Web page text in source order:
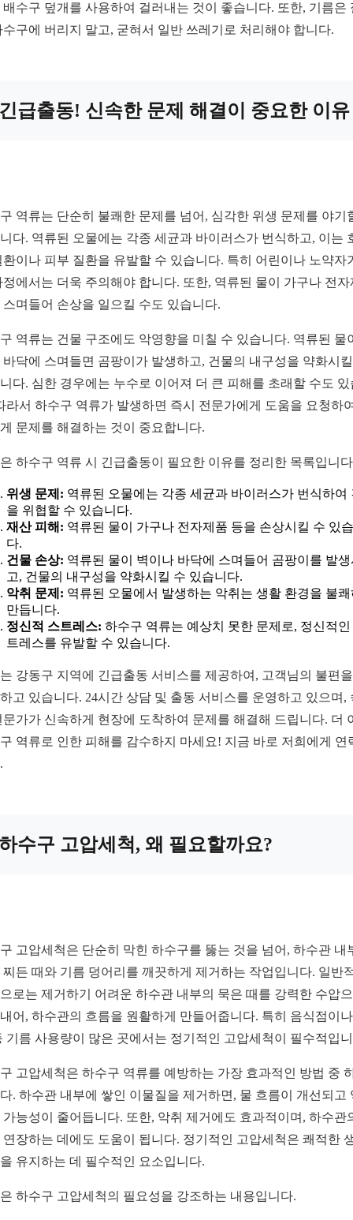
배수구 덮개를 사용하여 걸러내는 것이 좋습니다. 또한, 기름은
수구에 버리지 말고, 굳혀서 일반 쓰레기로 처리해야 합니다.
급출동! 신속한 문제 해결이 중요한 이유
역류는 단순히 불쾌한 문제를 넘어, 심각한 위생 문제를 야기
다. 역류된 오물에는 각종 세균과 바이러스가 번식하고, 이는
환이나 피부 질환을 유발할 수 있습니다. 특히 어린이나 노약자
정에서는 더욱 주의해야 합니다. 또한, 역류된 물이 가구나 전자
스며들어 손상을 일으킬 수도 있습니다.
역류는 건물 구조에도 악영향을 미칠 수 있습니다. 역류된 물
바닥에 스며들면 곰팡이가 발생하고, 건물의 내구성을 약화시
다. 심한 경우에는 누수로 이어져 더 큰 피해를 초래할 수도 있
라서 하수구 역류가 발생하면 즉시 전문가에게 도움을 요청하
문제를 해결하는 것이 중요합니다.
하수구 역류 시 긴급출동이 필요한 이유를 정리한 목록입니
위생 문제: 역류된 오물에는 각종 세균과 바이러스가 번식하여
을 위협할 수 있습니다.
재산 피해: 역류된 물이 가구나 전자제품 등을 손상시킬 수 있
다.
건물 손상: 역류된 물이 벽이나 바닥에 스며들어 곰팡이를 발
고, 건물의 내구성을 약화시킬 수 있습니다.
악취 문제: 역류된 오물에서 발생하는 악취는 생활 환경을 불
만듭니다.
정신적 스트레스: 하수구 역류는 예상치 못한 문제로, 정신적인
트레스를 유발할 수 있습니다.
강동구 지역에 긴급출동 서비스를 제공하여, 고객님의 불편
고 있습니다. 24시간 상담 및 출동 서비스를 운영하고 있으며,
문가가 신속하게 현장에 도착하여 문제를 해결해 드립니다. 더
역류로 인한 피해를 감수하지 마세요! 지금 바로 저희에게 연
수구 고압세척, 왜 필요할까요?
고압세척은 단순히 막힌 하수구를 뚫는 것을 넘어, 하수관 내
찌든 때와 기름 덩어리를 깨끗하게 제거하는 작업입니다. 일반
로는 제거하기 어려운 하수관 내부의 묵은 때를 강력한 수압
어, 하수관의 흐름을 원활하게 만들어줍니다. 특히 음식점이
기름 사용량이 많은 곳에서는 정기적인 고압세척이 필수적입
고압세척은 하수구 역류를 예방하는 가장 효과적인 방법 중
. 하수관 내부에 쌓인 이물질을 제거하면, 물 흐름이 개선되고
가능성이 줄어듭니다. 또한, 악취 제거에도 효과적이며, 하수관
연장하는 데에도 도움이 됩니다. 정기적인 고압세척은 쾌적한
유지하는 데 필수적인 요소입니다.
하수구 고압세척의 필요성을 강조하는 내용입니다.